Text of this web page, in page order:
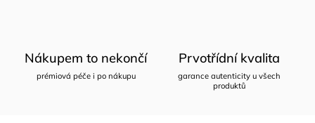
Nákupem to nekončí
prémiová péče i po nákupu
Prvotřídní kvalita
garance autenticity u všech
produktů